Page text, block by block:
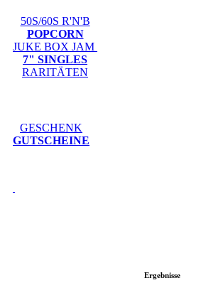
50S/60S R'N'B
POPCORN
JUKE BOX JAM
7" SINGLES
RARITÄTEN
GESCHENK
GUTSCHEINE
Ergebnisse